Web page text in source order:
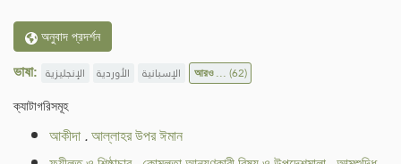
অনুবাদ প্রদর্শন
ভাষা: الإنجليزية الأوردية الإسبانية আরও ...(62)
ক্যাটাগরিসমূহ
আকীদা.আল্লাহর উপর ঈমান